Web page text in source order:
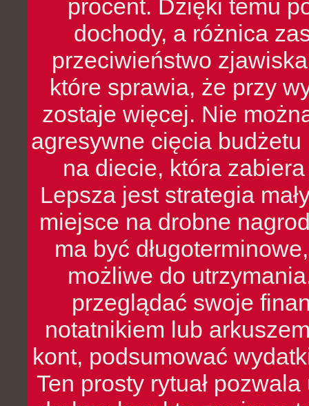
procent. Dzięki temu
dochody, a różnica
przeciwieństwo
które sprawia, że przy
zostaje więcej. Nie
agresywne cięcia
na diecie, która
Lepsza jest strategia
miejsce na drobne
ma być
możliwe do
przeglądać swoje
notatnikiem lub
kont, podsumować
Ten prosty rytuał